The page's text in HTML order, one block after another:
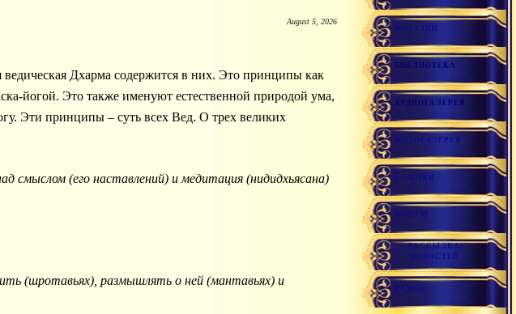
August 5, 2026
йогой. Это также именуют естественной природой ума,
Эти принципы – суть всех Вед. О трех великих
смыслом (его наставлений) и медитация (нидидхьясана)
(шротавьях), размышлять о ней (мантавьях) и
МАГАЗИН
БИБЛИОТЕКА
АУДИОГАЛЕРЕЯ
ФОТОГАЛЕРЕЯ
ССЫЛКИ
ФОРУМ
РАССЫЛКА
НОВОСТЕЙ
РАДИО